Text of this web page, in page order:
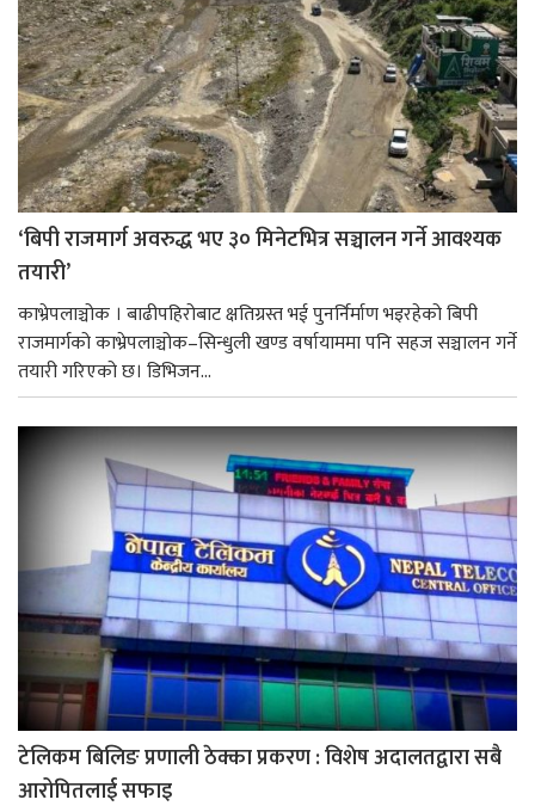
‘बिपी राजमार्ग अवरुद्ध भए ३० मिनेटभित्र सञ्चालन गर्ने आवश्यक
तयारी’
काभ्रेपलाञ्चोक । बाढीपहिरोबाट क्षतिग्रस्त भई पुनर्निर्माण भइरहेको बिपी
राजमार्गको काभ्रेपलाञ्चोक–सिन्धुली खण्ड वर्षायाममा पनि सहज सञ्चालन गर्ने
तयारी गरिएको छ। डिभिजन...
टेलिकम बिलिङ प्रणाली ठेक्का प्रकरण : विशेष अदालतद्वारा सबै
आरोपितलाई सफाइ